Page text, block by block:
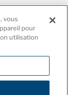
La Financière
une filiale en
dernières sont
du Canada
vous
pour
utilisation